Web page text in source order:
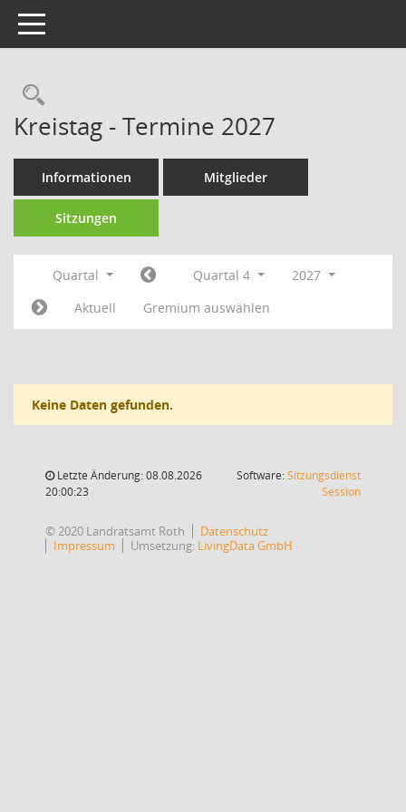
Toggle navigation
Rechercheauswahl
Kreistag - Termine 2027
Informationen Mitglieder
Sitzungen
Quartal Quartal 4
2027
Aktuell
Gremium auswählen
Keine Daten gefunden.
Letzte Änderung: 08.08.2026
20:00:23
Software:Sitzungsdienst
Session(Wird in
© 2020 Landratsamt Roth
Datenschutz
Impressum
Umsetzung: LivingData GmbH